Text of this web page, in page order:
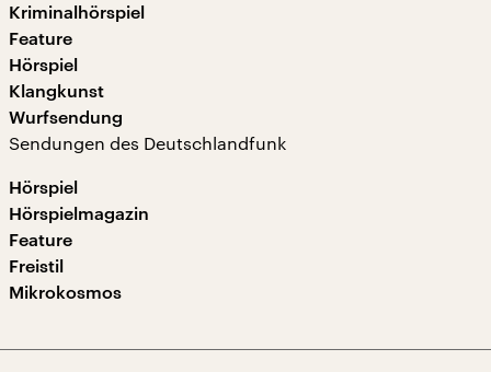
Kriminalhörspiel
Feature
Hörspiel
Klangkunst
Wurfsendung
Sendungen des Deutschlandfunk
Hörspiel
Hörspielmagazin
Feature
Freistil
Mikrokosmos